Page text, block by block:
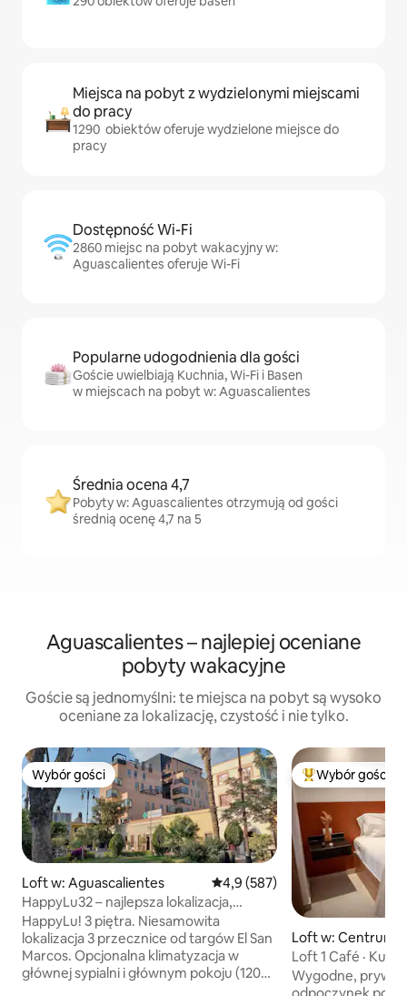
Miejsca na pobyt z wydzielonymi miejscami
do pracy
1290 obiektów oferuje wydzielone miejsce do
pracy
Dostępność Wi-Fi
2860 miejsc na pobyt wakacyjny w:
Aguascalientes oferuje Wi-Fi
Popularne udogodnienia dla gości
Goście uwielbiają Kuchnia, Wi-Fi i Basen
w miejscach na pobyt w: Aguascalientes
Średnia ocena 4,7
Pobyty w: Aguascalientes otrzymują od gości
średnią ocenę 4,7 na 5
Aguascalientes – najlepiej oceniane
pobyty wakacyjne
Goście są jednomyślni: te miejsca na pobyt są wysoko
oceniane za lokalizację, czystość i nie tylko.
Wybór gości
Wybór gości
Loft w: Aguascalientes Średnia ocena: 4,9 na 5, liczba
4,9 (587)
HappyLu32 – najlepsza lokalizacja,
prywatny garaż, klimatyzacja opcjonalna
HappyLu! 3 piętra. Niesamowita
lokalizacja 3 przecznice od targów El San
Marcos. Opcjonalna klimatyzacja w
głównej sypialni i głównym pokoju (120
Wybór gości
Loft w: Centrum
Loft 1 Café ·
odległości
Wygodne,